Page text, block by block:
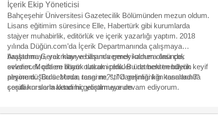
İçerik Ekip Yöneticisi
Bahçeşehir Üniversitesi Gazetecilik Bölümünden mezun oldum.
Lisans eğitimim süresince Elle, Habertürk gibi kurumlarda
stajyer muhabirlik, editörlük ve içerik yazarlığı yaptım. 2018
yılında Düğün.com’da İçerik Departmanında çalışmaya
başladım. Gerek klavye başında gerek kamera önünde,
evlenecek çiftlere ilham olacak içerikler üretmekten büyük keyif
alıyorum. "Bu sezonun rengi ne?", "O gelinliği kim tasarladı?"
sorularını sormaktan hiç yorulmuyorum.
Araştırmayı, yazmayı ve ilham vermeyi oldum olası çok
sevdim. Moda en büyük tutkum oldu. Bu da beni trendlerin
peşine düşürdü. Moda, tasarım, stil danışmanlığı konularında
çeşitli kurslarla kendimi geliştirmeye devam ediyorum.